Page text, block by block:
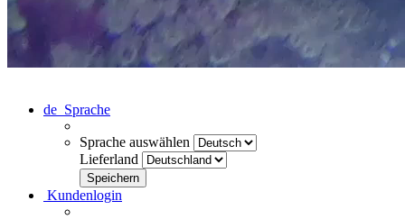
de Sprache
Sprache auswählen
Lieferland
Kundenlogin